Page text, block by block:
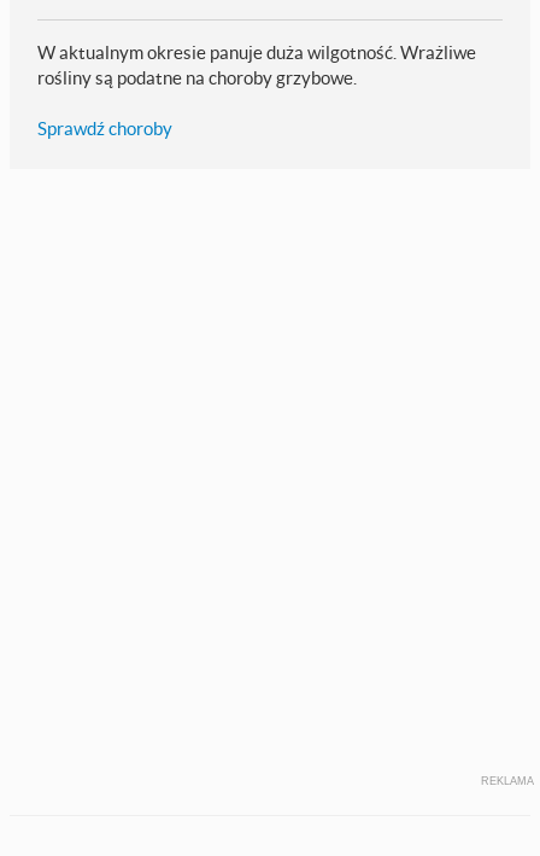
W aktualnym okresie panuje duża wilgotność. Wrażliwe
rośliny są podatne na choroby grzybowe.
Sprawdź choroby
REKLAMA